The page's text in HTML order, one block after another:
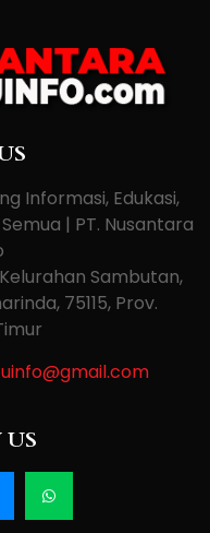
Informasi, Edukasi,
| PT. Nusantara
Sambutan,
75115, Prov.